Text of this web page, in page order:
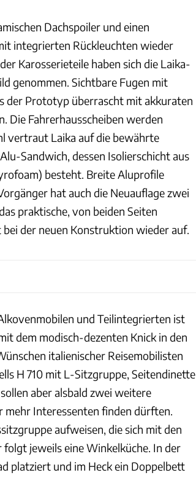
Dachspoiler und einen
integrierten Rückleuchten wieder
Karosserieteile haben sich die Laika-
genommen. Sichtbare Fugen mit
der Prototyp überrascht mit akkuraten
Die Fahrerhausscheiben werden
vertraut Laika auf die bewährte
Sandwich, dessen Isolierschicht aus
besteht. Breite Aluprofile
hat auch die Neuauflage zwei
praktische, von beiden Seiten
der neuen Konstruktion wieder auf.
und Teilintegrierten ist
dem modisch-dezenten Knick in den
italienischer Reisemobilisten
H 710 mit L-Sitzgruppe, Seitendinette
aber alsbald zwei weitere
mehr Interessenten finden dürften.
aufweisen, die sich mit den
jeweils eine Winkelküche. In der
platziert und im Heck ein Doppelbett